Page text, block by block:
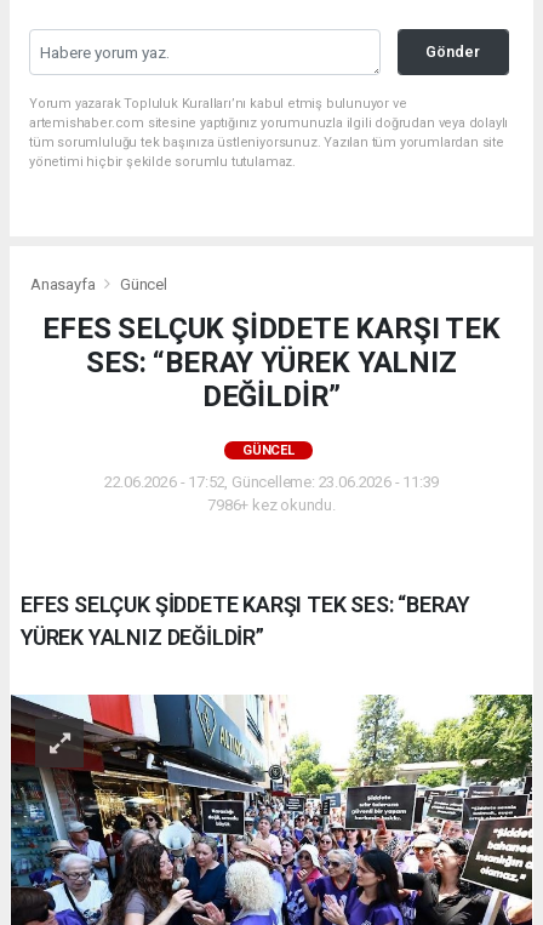
Gönder
Yorum yazarak Topluluk Kuralları’nı kabul etmiş bulunuyor ve
artemishaber.com sitesine yaptığınız yorumunuzla ilgili doğrudan veya dolaylı
tüm sorumluluğu tek başınıza üstleniyorsunuz. Yazılan tüm yorumlardan site
yönetimi hiçbir şekilde sorumlu tutulamaz.
Anasayfa Güncel
EFES SELÇUK ŞİDDETE KARŞI TEK
SES: “BERAY YÜREK YALNIZ
DEĞİLDİR”
GÜNCEL
22.06.2026 - 17:52, Güncelleme: 23.06.2026 - 11:39
7986+ kez okundu.
EFES SELÇUK ŞİDDETE KARŞI TEK SES: “BERAY
YÜREK YALNIZ DEĞİLDİR”